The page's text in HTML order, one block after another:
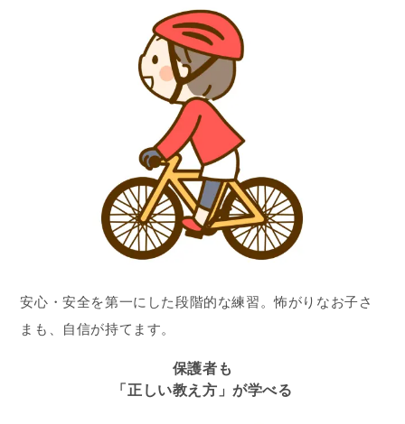
安心・安全を第一にした段階的な練習。怖がりなお子さ
まも、自信が持てます。
保護者も
「正しい教え方」が学べる